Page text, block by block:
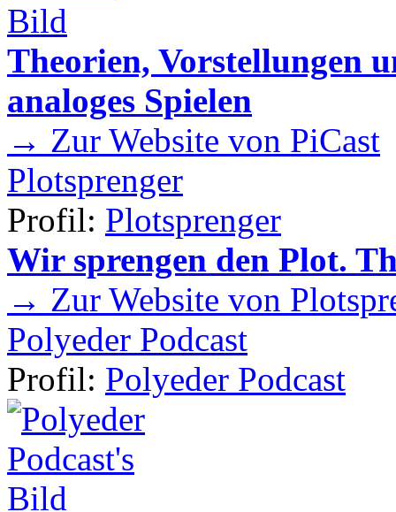
Theorien, Vorstellungen
analoges Spielen
→ Zur Website von PiCast
Plotsprenger
Profil: Plotsprenger
Wir sprengen den Plot.
→ Zur Website von
Polyeder Podcast
Profil: Polyeder Podcast